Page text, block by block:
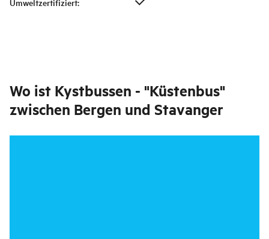
Umweltzertifiziert:
Wo ist Kystbussen - "Küstenbus"
zwischen Bergen und Stavanger